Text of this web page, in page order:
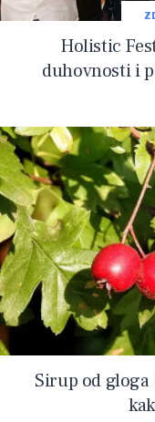
Holistic
duhovnosti i
Sirup od